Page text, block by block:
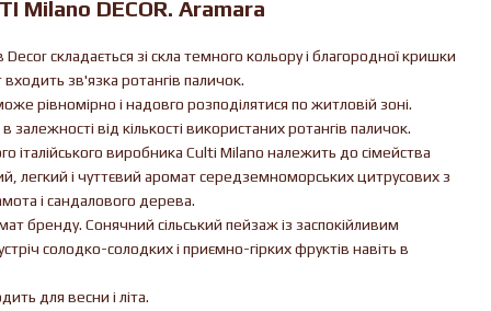
Milano DECOR. Aramara
складається зі скла темного кольору і благородної кришки
зв'язка ротангів паличок.
рівномірно і надовго розподілятися по житловій зоні.
від кількості використаних ротангів паличок.
італійського виробника Culti Milano належить до сімейства
легкий і чуттєвий аромат середземноморських цитрусових з
і сандалового дерева.
бренду. Сонячний сільський пейзаж із заспокійливим
солодко-солодких і приємно-гірких фруктів навіть в
для весни і літа.